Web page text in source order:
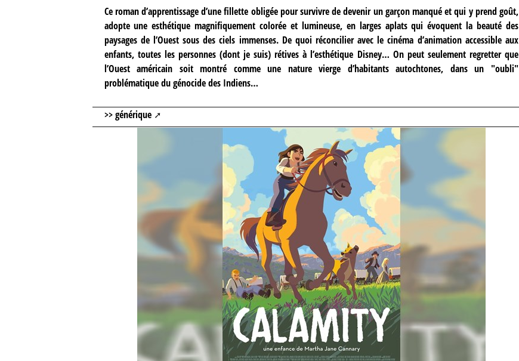
Ce roman d’apprentissage d’une fillette obligée pour survivre de devenir un garçon manqué et qui y prend goût,
adopte une esthétique magnifiquement colorée et lumineuse, en larges aplats qui évoquent la beauté des
paysages de l’Ouest sous des ciels immenses. De quoi réconcilier avec le cinéma d’animation accessible aux
enfants, toutes les personnes (dont je suis) rétives à l’esthétique Disney… On peut seulement regretter que
l’Ouest américain soit montré comme une nature vierge d’habitants autochtones, dans un "oubli"
problématique du génocide des Indiens…
>>générique